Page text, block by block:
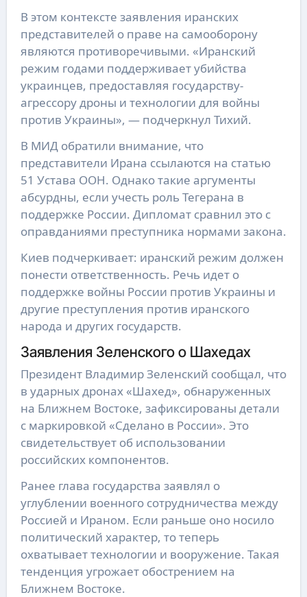
В этом контексте заявления иранских
представителей о праве на самооборону
являются противоречивыми. «Иранский
режим годами поддерживает убийства
украинцев, предоставляя государству-
агрессору дроны и технологии для войны
против Украины», — подчеркнул Тихий.
В МИД обратили внимание, что
представители Ирана ссылаются на статью
51 Устава ООН. Однако такие аргументы
абсурдны, если учесть роль Тегерана в
поддержке России. Дипломат сравнил это с
оправданиями преступника нормами закона.
Киев подчеркивает: иранский режим должен
понести ответственность. Речь идет о
поддержке войны России против Украины и
другие преступления против иранского
народа и других государств.
Заявления Зеленского о Шахедах
Президент Владимир Зеленский сообщал, что
в ударных дронах «Шахед», обнаруженных
на Ближнем Востоке, зафиксированы детали
с маркировкой «Сделано в России». Это
свидетельствует об использовании
российских компонентов.
Ранее глава государства заявлял о
углублении военного сотрудничества между
Россией и Ираном. Если раньше оно носило
политический характер, то теперь
охватывает технологии и вооружение. Такая
тенденция угрожает обострением на
Ближнем Востоке.